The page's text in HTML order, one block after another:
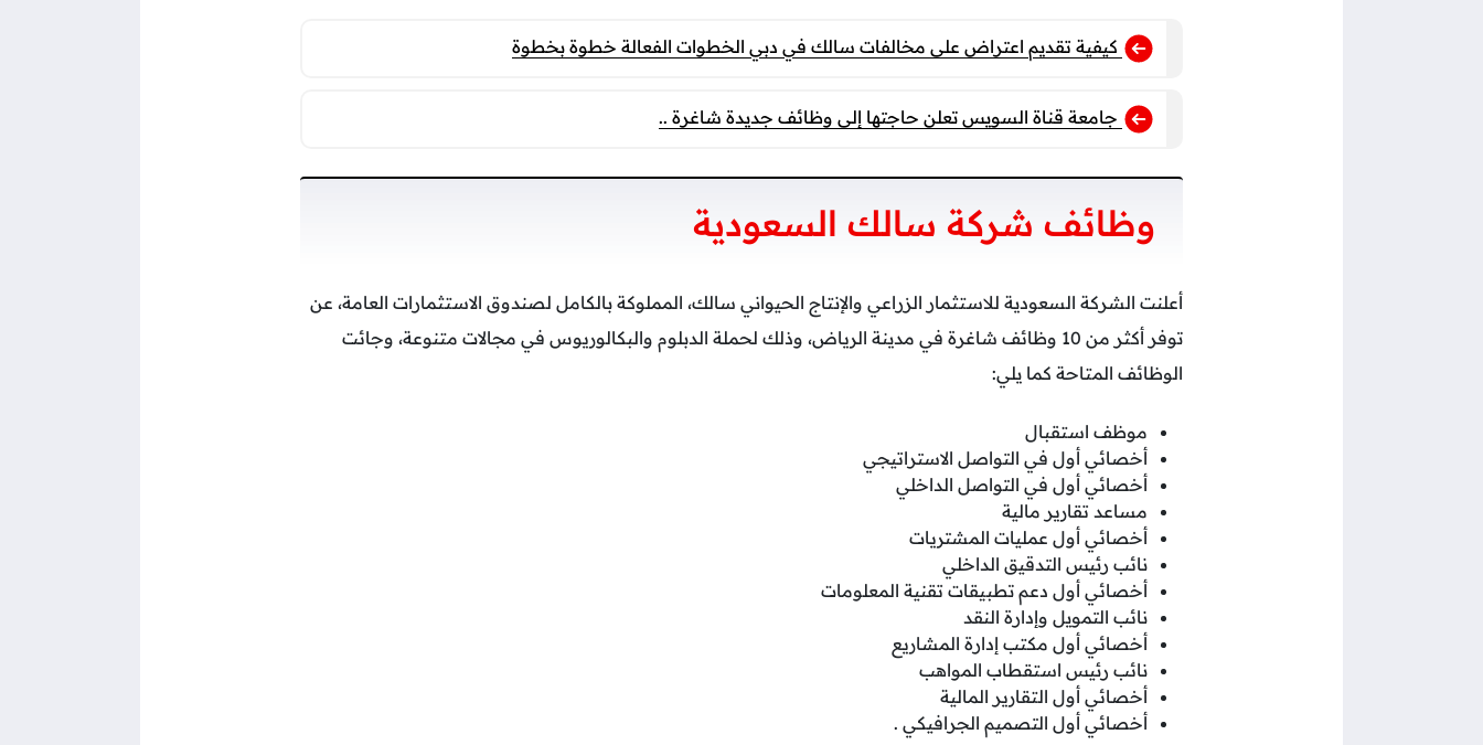
كيفية تقديم اعتراض على مخالفات سالك في دبي الخطوات الفعالة خطوة بخطوة
جامعة قناة السويس تعلن حاجتها إلى وظائف جديدة شاغرة ..
وظائف شركة سالك السعودية
أعلنت الشركة السعودية للاستثمار الزراعي والإنتاج الحيواني سالك، المملوكة بالكامل لصندوق الاستثمارات العامة، عن
توفر أكثر من 10 وظائف شاغرة في مدينة الرياض، وذلك لحملة الدبلوم والبكالوريوس في مجالات متنوعة، وجائت
الوظائف المتاحة كما يلي:
موظف استقبال
أخصائي أول في التواصل الاستراتيجي
أخصائي أول في التواصل الداخلي
مساعد تقارير مالية
أخصائي أول عمليات المشتريات
نائب رئيس التدقيق الداخلي
أخصائي أول دعم تطبيقات تقنية المعلومات
نائب التمويل وإدارة النقد
أخصائي أول مكتب إدارة المشاريع
نائب رئيس استقطاب المواهب
أخصائي أول التقارير المالية
أخصائي أول التصميم الجرافيكي .